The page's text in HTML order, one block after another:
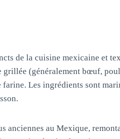
de la cuisine mexicaine et
grillée (généralement bœuf,
Les ingrédients sont
anciennes au Mexique,